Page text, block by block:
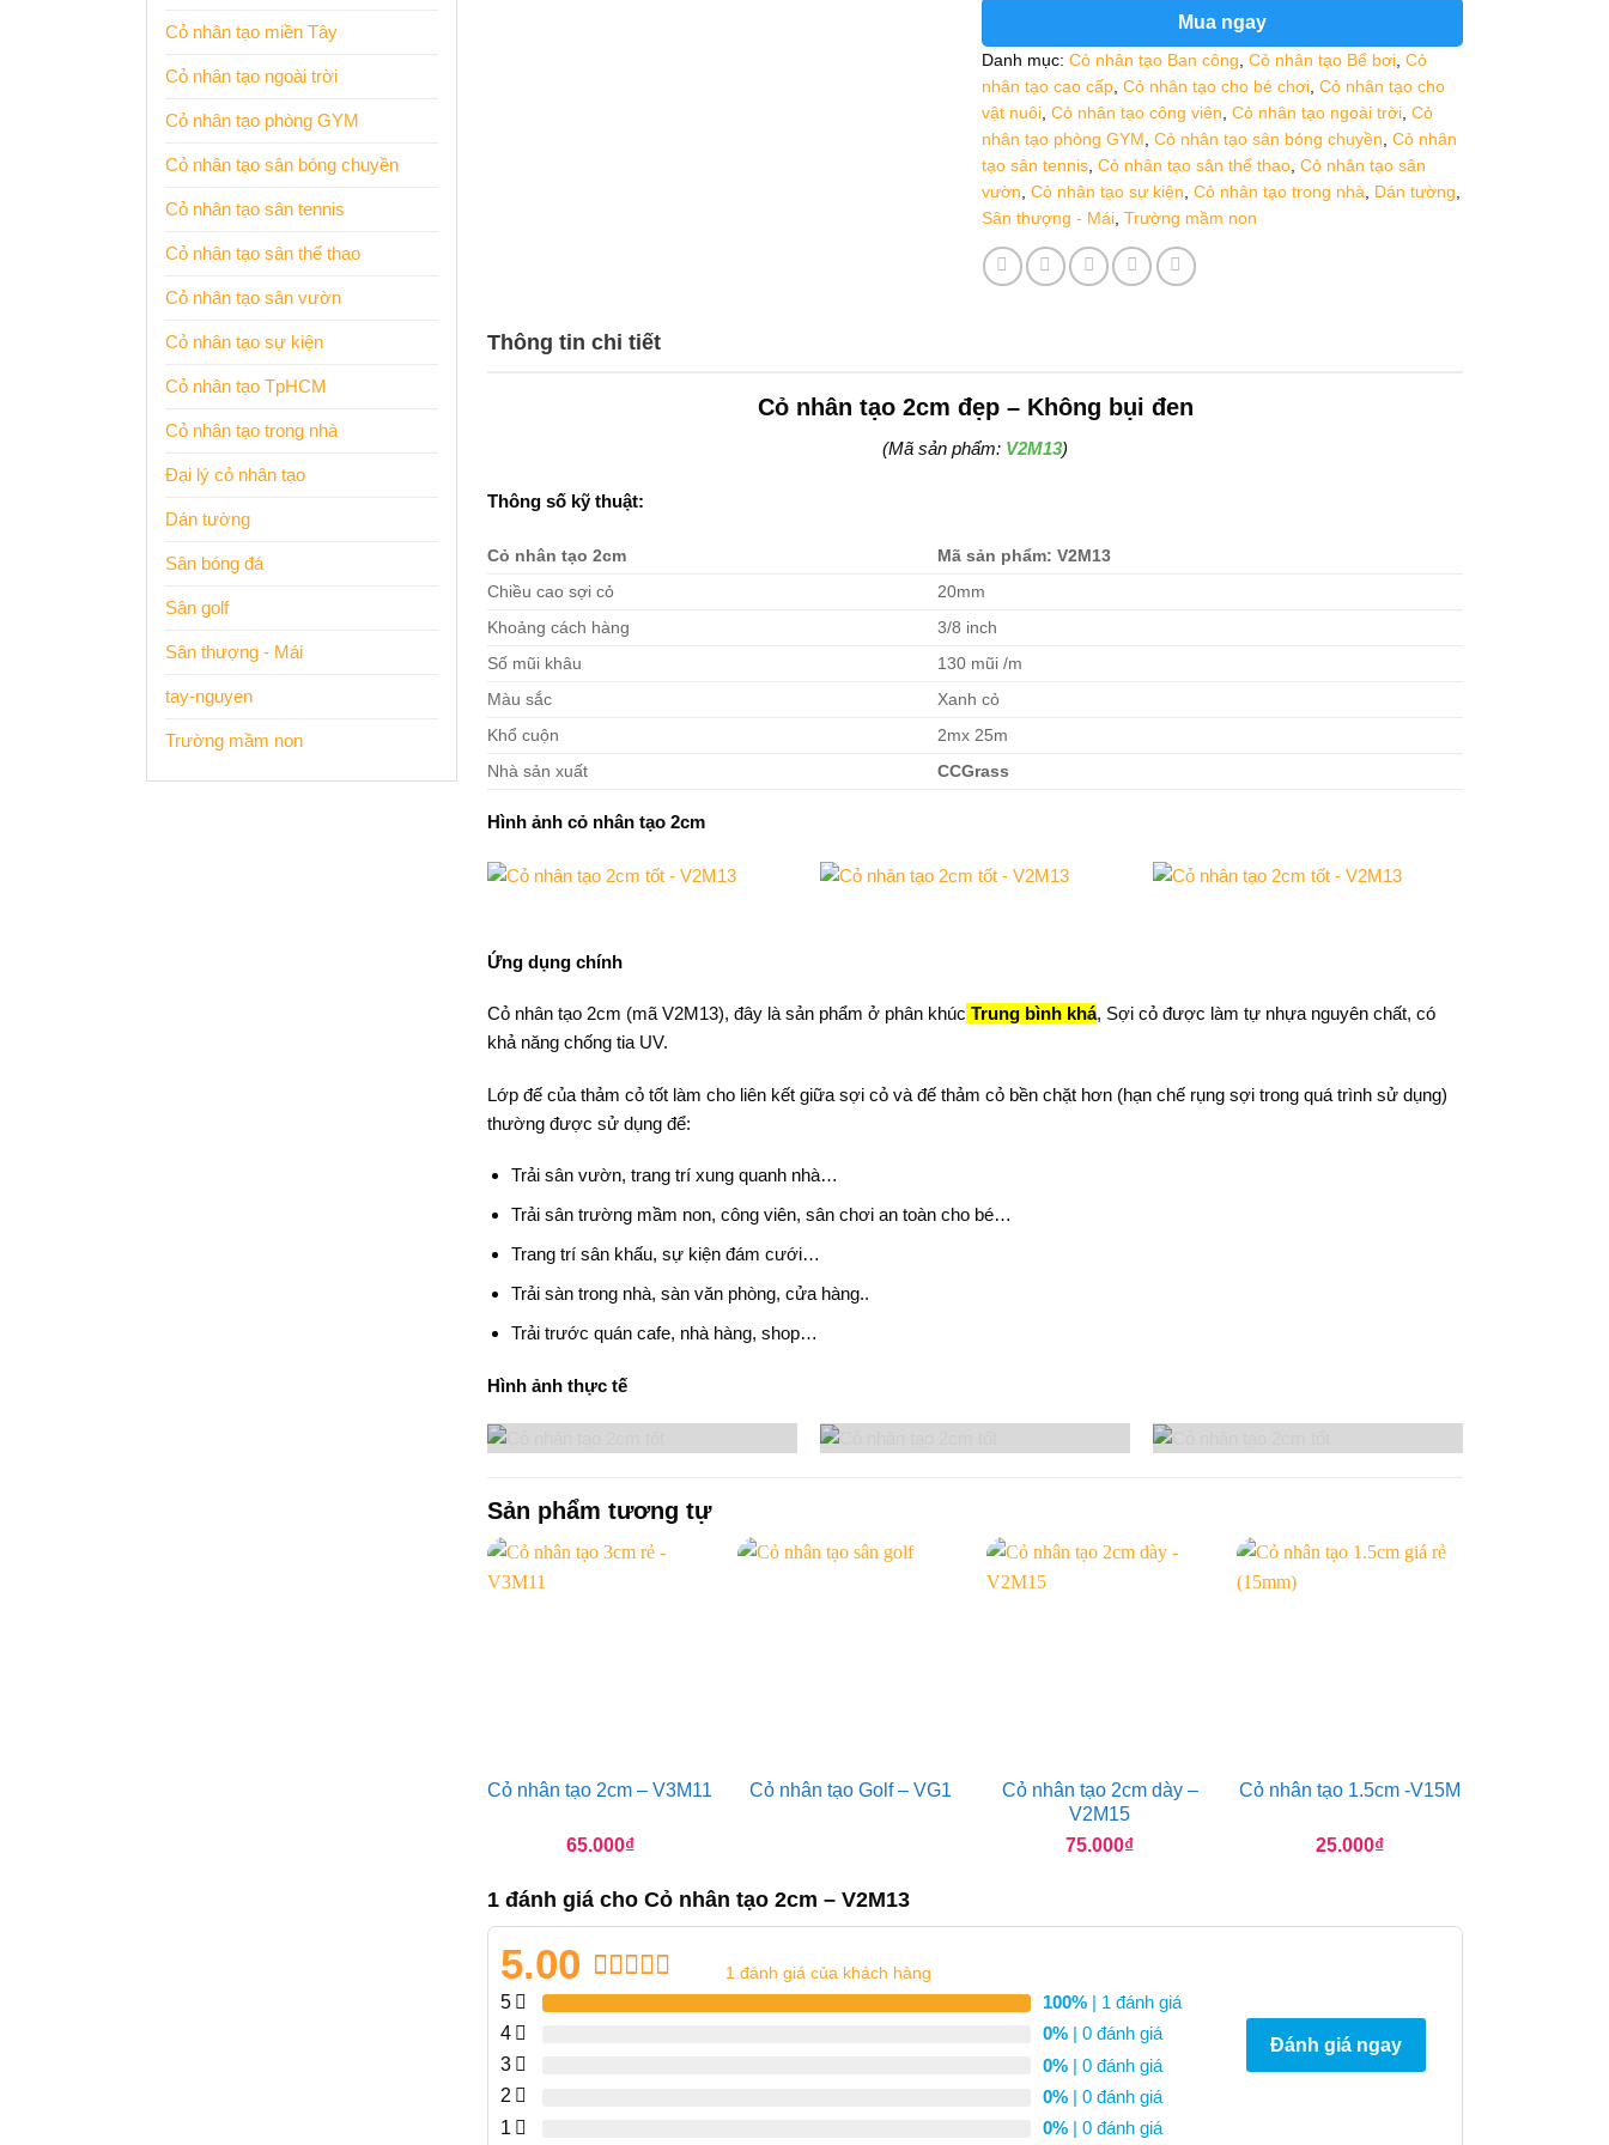
Cỏ nhân tạo miền Tây
Cỏ nhân tạo ngoài trời
Cỏ nhân tạo phòng GYM
Cỏ nhân tạo sân bóng chuyền
Cỏ nhân tạo sân tennis
Cỏ nhân tạo sân thể thao
Cỏ nhân tạo sân vườn
Cỏ nhân tạo sự kiện
Cỏ nhân tạo TpHCM
Cỏ nhân tạo trong nhà
Đại lý cỏ nhân tạo
Dán tường
Sân bóng đá
Sân golf
Sân thượng - Mái
tay-nguyen
Trường mầm non
Mua ngay
Danh mục: Cỏ nhân tạo Ban công Cỏ nhân tạo Bể bơi, Cỏ
nhân tạo cao cấp, Cỏ nhân tạo cho bé chơi, Cỏ nhân tạo cho
vật nuôi, Cỏ nhân tạo công viên Cỏ nhân tạo ngoài trời, Cỏ
nhân tạo phòng GYM Cỏ nhân tạo sân bóng chuyền Cỏ nhân
tạo sân tennis, Cỏ nhân tạo sân thể thao, Cỏ nhân tạo sân
vườn Cỏ nhân tạo sự kiện Cỏ nhân tạo trong nhà Dán tường
Sân thượng - Mái, Trường mầm non
Thông tin chi tiết
Cỏ nhân tạo 2cm đẹp – Không bụi đen
(Mã sản phẩm: V2M13)
Thông số kỹ thuật:
Cỏ nhân tạo 2cm
Mã sản phẩm: V2M13
Chiều cao sợi cỏ
20mm
Khoảng cách hàng
3/8 inch
Số mũi khâu
130 mũi /m
Màu sắc
Xanh cỏ
Khổ cuộn
2mx 25m
Nhà sản xuất
CCGrass
Hình ảnh cỏ nhân tạo 2cm
Ứng dụng chính
Cỏ nhân tạo 2cm (mã V2M13), đây là sản phẩm ở phân khúc Trung bình khá, Sợi cỏ được làm tự nhựa nguyên chất, có
khả năng chống tia UV.
Lớp đế của thảm cỏ tốt làm cho liên kết giữa sợi cỏ và đế thảm cỏ bền chặt hơn (hạn chế rụng sợi trong quá trình sử dụng)
thường được sử dụng để:
Trải sân vườn, trang trí xung quanh nhà…
Trải sân trường mầm non, công viên, sân chơi an toàn cho bé…
Trang trí sân khấu, sự kiện đám cưới…
Trải sàn trong nhà, sàn văn phòng, cửa hàng..
Trải trước quán cafe, nhà hàng, shop…
Hình ảnh thực tế
Sản phẩm tương tự
Cỏ nhân tạo 2cm – V3M11
65.000₫
Cỏ nhân tạo Golf – VG1
Cỏ nhân tạo 2cm dày –
V2M15
75.000₫
Cỏ nhân tạo 1.5cm -V15M
25.000₫
1 đánh giá cho Cỏ nhân tạo 2cm – V2M13
5.00
5.00trên 5
1
1 đánh giá của khách hàng
5 100% | 1 đánh giá
4
0% | 0 đánh giá
3
0% | 0 đánh giá
2
0% | 0 đánh giá
1
0% | 0 đánh giá
Đánh giá ngay